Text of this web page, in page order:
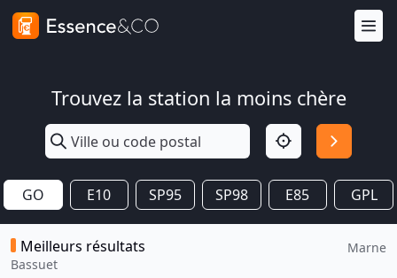
Trouvez la station la moins chère
GO E10 SP95 SP98 E85 GPL
Meilleurs résultats
Bassuet
Marne